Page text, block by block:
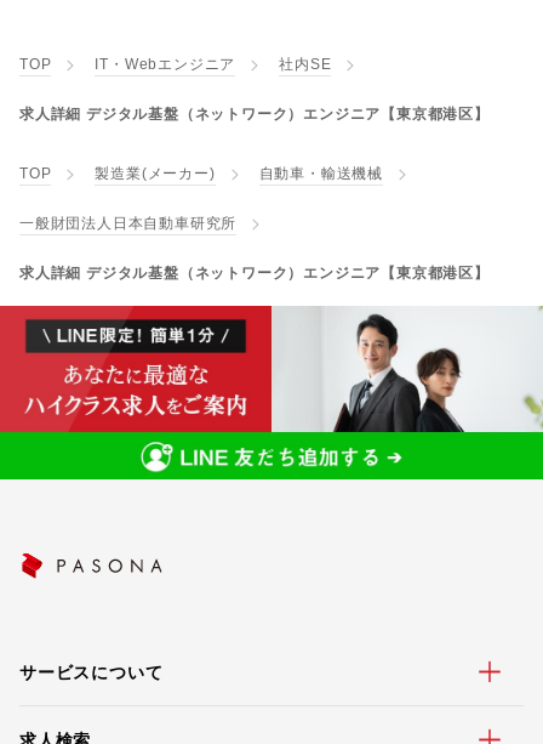
TOP IT・Webエンジニア 社内SE
求人詳細 デジタル基盤（ネットワーク）エンジニア【東京都港区】
TOP 製造業(メーカー) 自動車・輸送機械
一般財団法人日本自動車研究所
求人詳細 デジタル基盤（ネットワーク）エンジニア【東京都港区】
サービスについて
求人検索